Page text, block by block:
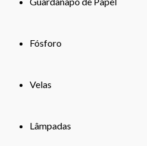
Fósforo
Velas
Lâmpadas